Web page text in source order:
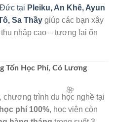
tại Pleiku, An Khê, Ayun
Sa Thầy giúp các bạn xây
nhập cao – tương lai ổn
Tốn Học Phí, Có Lương
chương trình du học nghề tại
phí 100%, học viên còn